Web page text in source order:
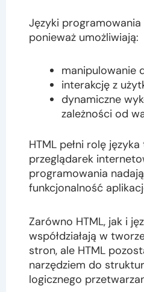
Języki programowania
ponieważ umożliwiają:
manipulowanie
interakcję z
dynamiczne
zależności od
HTML pełni rolę
przeglądarek
programowania
funkcjonalność
Zarówno HTML, jak i
współdziałają w
stron, ale HTML
narzędziem do
logicznego